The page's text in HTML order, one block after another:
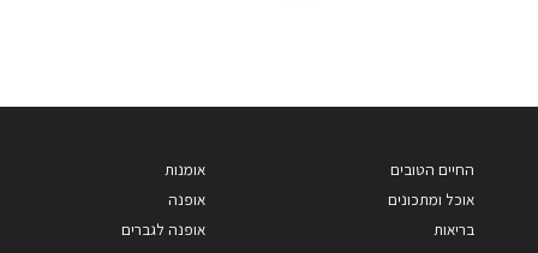
החיים הטובים
אוכל ומתכונים
בריאות
אומנות
אופנה
אופנה לגברים